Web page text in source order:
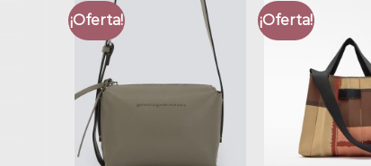
¡Oferta! ¡Oferta!